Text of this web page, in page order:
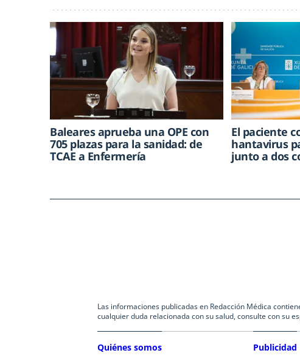
Baleares aprueba una OPE con
705 plazas para la sanidad: de
TCAE a Enfermería
El paciente
hantavirus
junto a dos
Las informaciones publicadas en Redacción Médica
cualquier duda relacionada con su salud, consulte con su
Quiénes somos Publicidad